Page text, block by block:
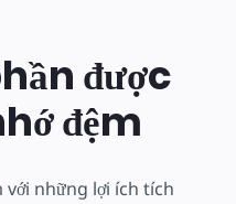
được
đệm
với những lợi ích tích